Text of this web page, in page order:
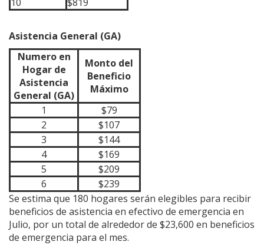
Asistencia General (GA)
Numero en
Hogar de
Asistencia
General (GA)
Monto del
Beneficio
Máximo
1
$79
2
$107
3
$144
4
$169
5
$209
6
$239
Se estima que 180 hogares serán elegibles para recibir
beneficios de asistencia en efectivo de emergencia en
Julio, por un total de alrededor de $23,600 en beneficios
de emergencia para el mes.